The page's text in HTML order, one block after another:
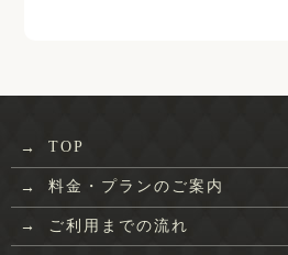
TOP
料金・プランのご案内
ご利用までの流れ